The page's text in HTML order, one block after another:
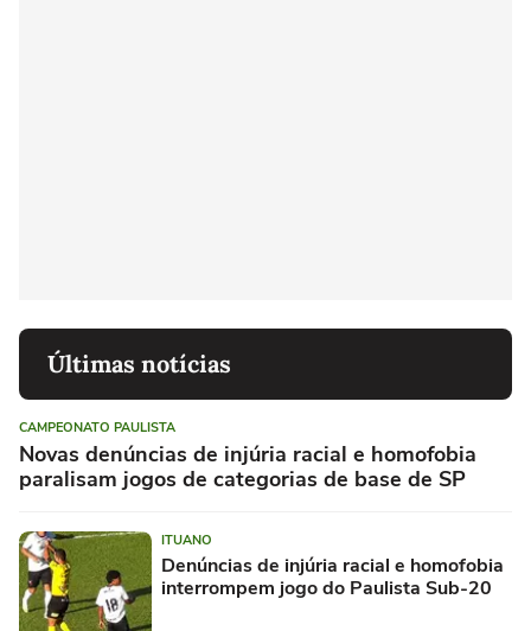
Últimas notícias
CAMPEONATO PAULISTA
Novas denúncias de injúria racial e homofobia
paralisam jogos de categorias de base de SP
ITUANO
Denúncias de injúria racial e homofobia
interrompem jogo do Paulista Sub-20